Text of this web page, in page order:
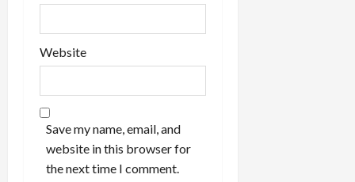
Website
Save my name, email, and
website in this browser for
the next time I comment.